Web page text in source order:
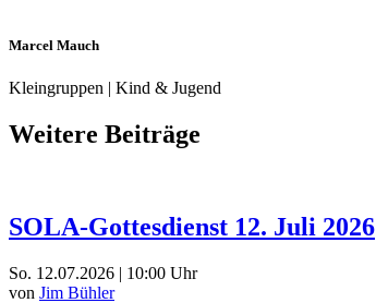
Marcel Mauch
Kleingruppen | Kind & Jugend
Weitere Beiträge
SOLA-Gottesdienst 12. Juli 2026
So. 12.07.2026 | 10:00 Uhr
von Jim Bühler